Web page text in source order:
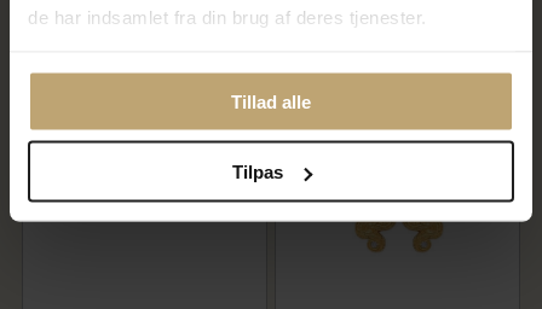
de har indsamlet fra din brug af deres tjenester.
Tillad alle
Tilpas
På lager På lager
CHOK
PRIS
SALE